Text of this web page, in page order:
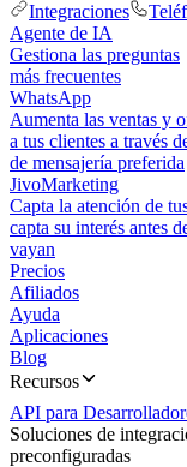
Integraciones
Agente de IA
Gestiona las preguntas
más frecuentes
WhatsApp
Aumenta las ventas y
a tus clientes a través
de mensajería preferida
JivoMarketing
Capta la atención de
capta su interés antes
vayan
Precios
Afiliados
Ayuda
Aplicaciones
Blog
Recursos
API para
Soluciones de
preconfiguradas